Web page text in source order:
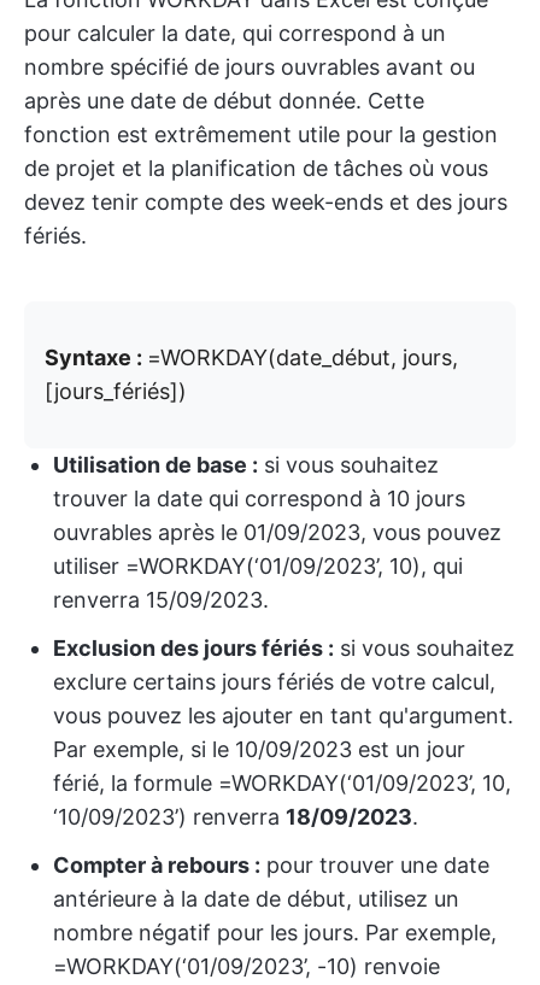
pour calculer la date, qui correspond à un
nombre spécifié de jours ouvrables avant ou
après une date de début donnée. Cette
fonction est extrêmement utile pour la gestion
de projet et la planification de tâches où vous
devez tenir compte des week-ends et des jours
fériés.
Syntaxe : =WORKDAY(date_début, jours,
[jours_fériés])
Utilisation de base : si vous souhaitez
trouver la date qui correspond à 10 jours
ouvrables après le 01/09/2023, vous pouvez
utiliser =WORKDAY(‘01/09/2023’, 10), qui
renverra 15/09/2023.
Exclusion des jours fériés : si vous souhaitez
exclure certains jours fériés de votre calcul,
vous pouvez les ajouter en tant qu'argument.
Par exemple, si le 10/09/2023 est un jour
férié, la formule =WORKDAY(‘01/09/2023’, 10,
‘10/09/2023’) renverra 18/09/2023.
Compter à rebours : pour trouver une date
antérieure à la date de début, utilisez un
nombre négatif pour les jours. Par exemple,
=WORKDAY(‘01/09/2023’, -10) renvoie